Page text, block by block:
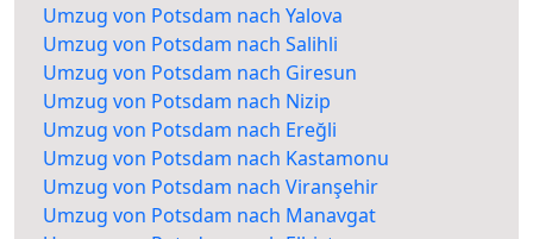
Umzug von Potsdam nach Yalova
Umzug von Potsdam nach Salihli
Umzug von Potsdam nach Giresun
Umzug von Potsdam nach Nizip
Umzug von Potsdam nach Ereğli
Umzug von Potsdam nach Kastamonu
Umzug von Potsdam nach Viranşehir
Umzug von Potsdam nach Manavgat